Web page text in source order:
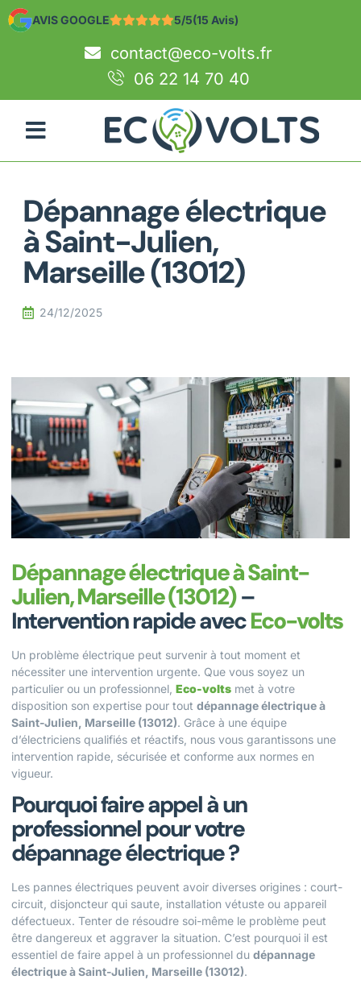
AVIS GOOGLE 5/5(15 Avis)
contact@eco-volts.fr
06 22 14 70 40
Dépannage électrique
à Saint-Julien,
Marseille (13012)
24/12/2025
Dépannage électrique à Saint-
Julien, Marseille (13012)–
Intervention rapide avecEco-volts
Un problème électrique peut survenir à tout moment et
nécessiter une intervention urgente. Que vous soyez un
particulier ou un professionnel, Eco-volts met à votre
disposition son expertise pour tout dépannage électrique à
Saint-Julien, Marseille (13012). Grâce à une équipe
d’électriciens qualifiés et réactifs, nous vous garantissons une
intervention rapide, sécurisée et conforme aux normes en
vigueur.
Pourquoi faire appel à un
professionnel pour votre
dépannage électrique ?
Les pannes électriques peuvent avoir diverses origines : court-
circuit, disjoncteur qui saute, installation vétuste ou appareil
défectueux. Tenter de résoudre soi-même le problème peut
être dangereux et aggraver la situation. C’est pourquoi il est
essentiel de faire appel à un professionnel du dépannage
électrique à Saint-Julien, Marseille (13012).